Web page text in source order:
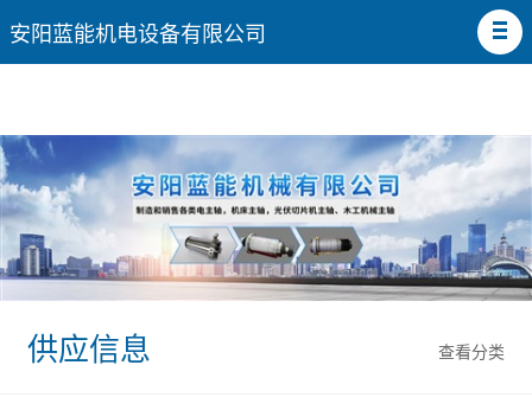
安阳蓝能机电设备有限公司
查看分类
供应信息